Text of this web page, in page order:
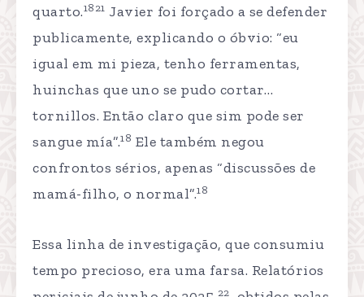
quarto.1821 Javier foi forçado a se defender
publicamente, explicando o óbvio: “eu
igual em mi pieza, tenho ferramentas,
huinchas que uno se pudo cortar…
tornillos. Então claro que sim pode ser
sangue mía”.18 Ele também negou
confrontos sérios, apenas “discussões de
mamá-filho, o normal”.18
Essa linha de investigação, que consumiu
tempo precioso, era uma farsa. Relatórios
22